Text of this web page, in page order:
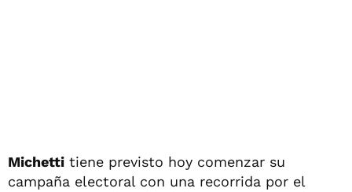
Michetti tiene previsto hoy comenzar su
campaña electoral con una recorrida por el